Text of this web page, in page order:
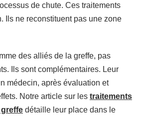
de chute. Ces traitements
Ils ne reconstituent pas une zone
des alliés de la greffe, pas
Ils sont complémentaires. Leur
médecin, après évaluation et
Notre article sur les traitements
détaille leur place dans le